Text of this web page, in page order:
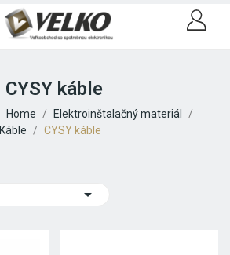
CYSY káble
Home
Elektroinštalačný materiál
Káble
CYSY káble
